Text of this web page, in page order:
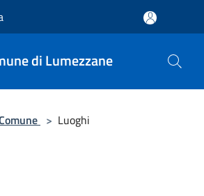
di Lumezzane
> Luoghi